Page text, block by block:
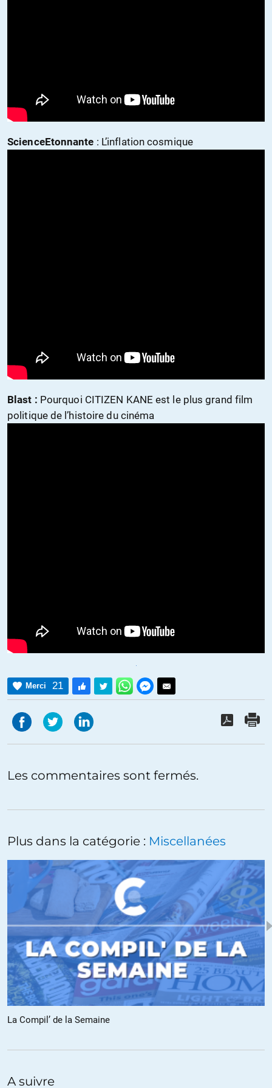
ScienceEtonnante : L’inflation cosmique
Blast : Pourquoi CITIZEN KANE est le plus grand film
politique de l’histoire du cinéma
Merci 21
Les commentaires sont fermés.
Plus dans la catégorie : Miscellanées
La Compil’ de la Semaine
A suivre